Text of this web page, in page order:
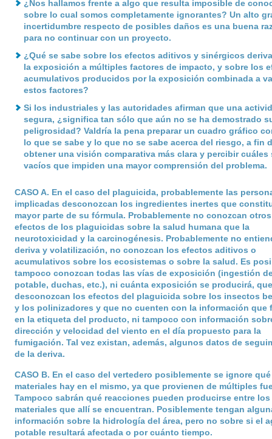
¿Nos hallamos frente a algo que resulta imposible de
sobre lo cual somos completamente ignorantes? Un alto
incertidumbre respecto de posibles daños es una buena
para no continuar con un proyecto.
¿Qué se sabe sobre los efectos aditivos y sinérgicos
la exposición a múltiples factores de impacto, y sobre los
acumulativos producidos por la exposición combinada a
estos factores?
Si los industriales y las autoridades afirman que una
segura, ¿significa tan sólo que aún no se ha demostrado
peligrosidad? Valdría la pena preparar un cuadro gráfico
lo que se sabe y lo que no se sabe acerca del riesgo, a fin
obtener una visión comparativa más clara y percibir cuáles
vacíos que impiden una mayor comprensión del problema.
CASO A. En el caso del plaguicida, probablemente las
implicadas desconozcan los ingredientes inertes que
mayor parte de su fórmula. Probablemente no conozcan otros
efectos de los plaguicidas sobre la salud humana que la
neurotoxicidad y la carcinogénesis. Probablemente no
deriva y volatilización, no conozcan los efectos aditivos o
acumulativos sobre los ecosistemas o sobre la salud. Es
tampoco conozcan todas las vías de exposición (ingestión
potable, duchas, etc.), ni cuánta exposición se producirá, que
desconozcan los efectos del plaguicida sobre los insectos
y los polinizadores y que no cuenten con la información que
en la etiqueta del producto, ni tampoco con información
dirección y velocidad del viento en el día propuesto para la
fumigación. Tal vez existan, además, algunos datos de
de la deriva.
CASO B. En el caso del vertedero posiblemente se ignore qué
materiales hay en el mismo, ya que provienen de múltiples
Tampoco sabrán qué reacciones pueden producirse entre los
materiales que allí se encuentran. Posiblemente tengan
información sobre la hidrología del área, pero no sobre si el
potable resultará afectada o por cuánto tiempo.